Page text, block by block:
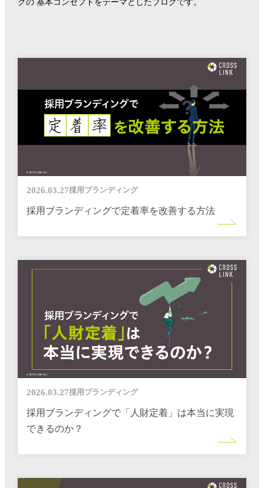
グの基本コンセプトをテーマとしたブログです。
2026.03.27採用ブランディング
採用ブランディングで定着率を改善する方法
2026.03.27採用ブランディング
採用ブランディングで「人財定着」は本当に実現
できるのか？